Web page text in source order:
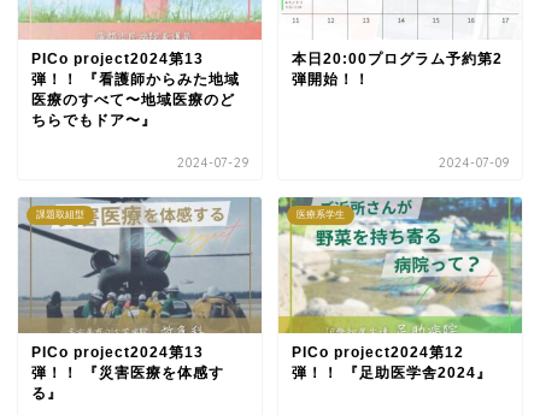
PICo project2024第13
弾！！ 『看護師からみた地域
医療のすべて〜地域医療のど
ちらでもドア〜』
2024-07-29
本日20:00プログラム予約第2
弾開始！！
2024-07-09
課題取組型
PICo project2024第13
弾！！ 『災害医療を体感す
る』
医療系学生
PICo project2024第12
弾！！ 『足助医学舎2024』